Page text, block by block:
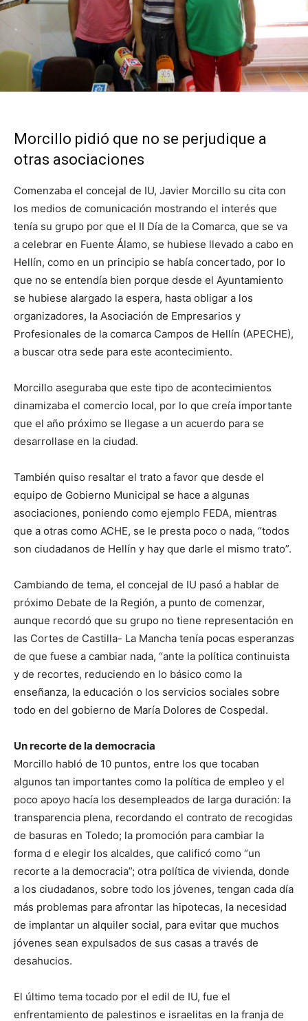
Morcillo pidió que no se perjudique a
otras asociaciones
Comenzaba el concejal de IU, Javier Morcillo su cita con
los medios de comunicación mostrando el interés que
tenía su grupo por que el II Día de la Comarca, que se va
a celebrar en Fuente Álamo, se hubiese llevado a cabo en
Hellín, como en un principio se había concertado, por lo
que no se entendía bien porque desde el Ayuntamiento
se hubiese alargado la espera, hasta obligar a los
organizadores, la Asociación de Empresarios y
Profesionales de la comarca Campos de Hellín (APECHE),
a buscar otra sede para este acontecimiento.
Morcillo aseguraba que este tipo de acontecimientos
dinamizaba el comercio local, por lo que creía importante
que el año próximo se llegase a un acuerdo para se
desarrollase en la ciudad.
También quiso resaltar el trato a favor que desde el
equipo de Gobierno Municipal se hace a algunas
asociaciones, poniendo como ejemplo FEDA, mientras
que a otras como ACHE, se le presta poco o nada, “todos
son ciudadanos de Hellín y hay que darle el mismo trato”.
Cambiando de tema, el concejal de IU pasó a hablar de
próximo Debate de la Región, a punto de comenzar,
aunque recordó que su grupo no tiene representación en
las Cortes de Castilla- La Mancha tenía pocas esperanzas
de que fuese a cambiar nada, “ante la política continuista
y de recortes, reduciendo en lo básico como la
enseñanza, la educación o los servicios sociales sobre
todo en del gobierno de María Dolores de Cospedal.
Un recorte de la democracia
Morcillo habló de 10 puntos, entre los que tocaban
algunos tan importantes como la política de empleo y el
poco apoyo hacía los desempleados de larga duración: la
transparencia plena, recordando el contrato de recogidas
de basuras en Toledo; la promoción para cambiar la
forma d e elegir los alcaldes, que calificó como “un
recorte a la democracia”; otra política de vivienda, donde
a los ciudadanos, sobre todo los jóvenes, tengan cada día
más problemas para afrontar las hipotecas, la necesidad
de implantar un alquiler social, para evitar que muchos
jóvenes sean expulsados de sus casas a través de
desahucios.
El último tema tocado por el edil de IU, fue el
enfrentamiento de palestinos e israelitas en la franja de